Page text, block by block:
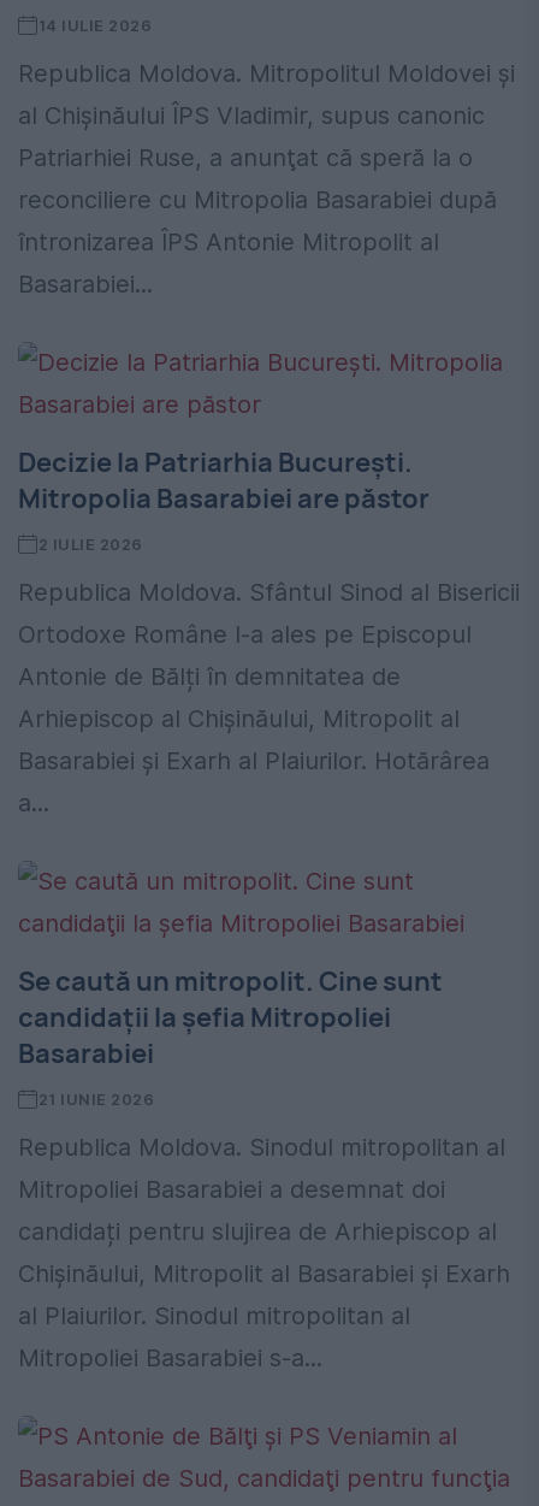
14 IULIE 2026
Republica Moldova. Mitropolitul Moldovei şi
al Chişinăului ÎPS Vladimir, supus canonic
Patriarhiei Ruse, a anunţat că speră la o
reconciliere cu Mitropolia Basarabiei după
întronizarea ÎPS Antonie Mitropolit al
Basarabiei...
Decizie la Patriarhia Bucureşti.
Mitropolia Basarabiei are păstor
2 IULIE 2026
Republica Moldova. Sfântul Sinod al Bisericii
Ortodoxe Române l-a ales pe Episcopul
Antonie de Bălți în demnitatea de
Arhiepiscop al Chișinăului, Mitropolit al
Basarabiei și Exarh al Plaiurilor. Hotărârea
a...
Se caută un mitropolit. Cine sunt
candidaţii la şefia Mitropoliei
Basarabiei
21 IUNIE 2026
Republica Moldova. Sinodul mitropolitan al
Mitropoliei Basarabiei a desemnat doi
candidați pentru slujirea de Arhiepiscop al
Chișinăului, Mitropolit al Basarabiei şi Exarh
al Plaiurilor. Sinodul mitropolitan al
Mitropoliei Basarabiei s-a...